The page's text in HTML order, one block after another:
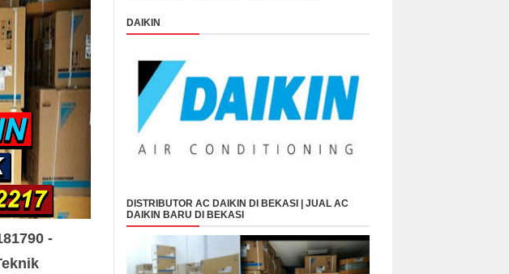
-
DAIKIN
DISTRIBUTOR AC DAIKIN DI BEKASI | JUAL AC
DAIKIN BARU DI BEKASI